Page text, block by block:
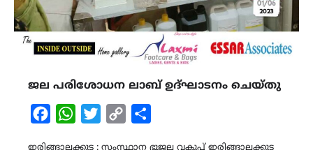
ജല പരിശോധന ലാബ് ഉദ്ഘാടനം ചെയ്തു
FacebookWhatsAppTwitterCopy